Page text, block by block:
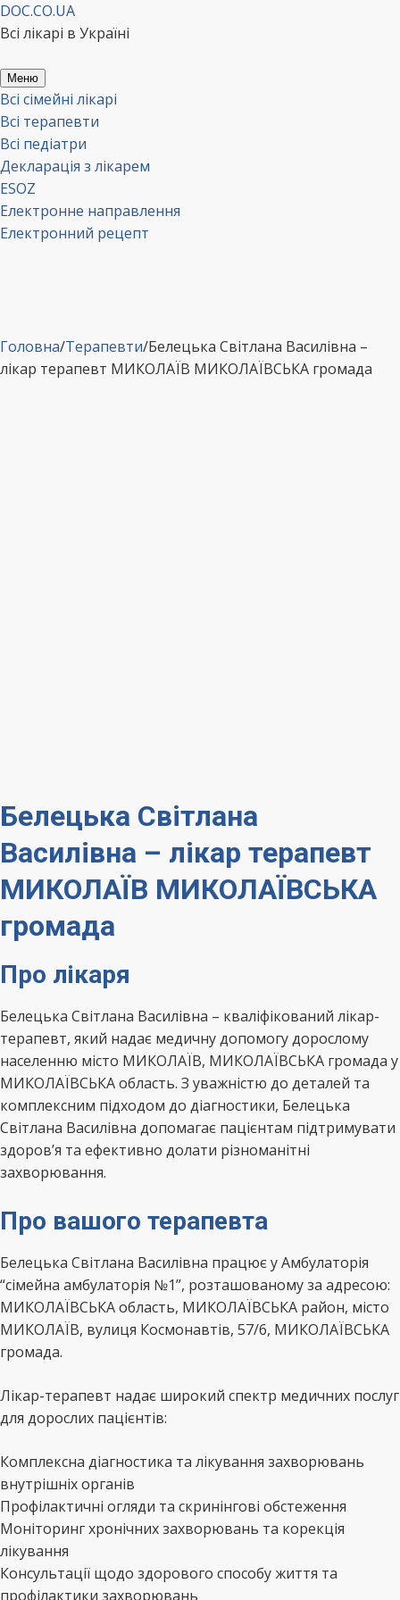
Перейти
до
DOC.CO.UA
Всі лікарі в Україні
Меню
Всі сімейні лікарі
Всі терапевти
Всі педіатри
Декларація з лікарем
ESOZ
Електронне направлення
Електронний рецепт
Головна/Терапевти/Белецька Світлана Василівна –
лікар терапевт МИКОЛАЇВ МИКОЛАЇВСЬКА громада
Белецька Світлана
Василівна – лікар терапевт
МИКОЛАЇВ МИКОЛАЇВСЬКА
громада
Про лікаря
Белецька Світлана Василівна – кваліфікований лікар-
терапевт, який надає медичну допомогу дорослому
населенню місто МИКОЛАЇВ, МИКОЛАЇВСЬКА громада у
МИКОЛАЇВСЬКА область. З уважністю до деталей та
комплексним підходом до діагностики, Белецька
Світлана Василівна допомагає пацієнтам підтримувати
здоров’я та ефективно долати різноманітні
захворювання.
Про вашого терапевта
Белецька Світлана Василівна працює у Амбулаторія
“сімейна амбулаторія №1”, розташованому за адресою:
МИКОЛАЇВСЬКА область, МИКОЛАЇВСЬКА район, місто
МИКОЛАЇВ, вулиця Космонавтів, 57/6, МИКОЛАЇВСЬКА
громада.
Лікар-терапевт надає широкий спектр медичних послуг
для дорослих пацієнтів:
Комплексна діагностика та лікування захворювань
внутрішніх органів
Профілактичні огляди та скринінгові обстеження
Моніторинг хронічних захворювань та корекція
лікування
Консультації щодо здорового способу життя та
профілактики захворювань